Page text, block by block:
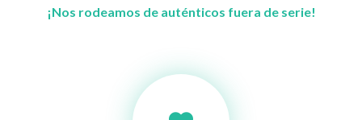
¡Nos rodeamos de auténticos fuera de serie!